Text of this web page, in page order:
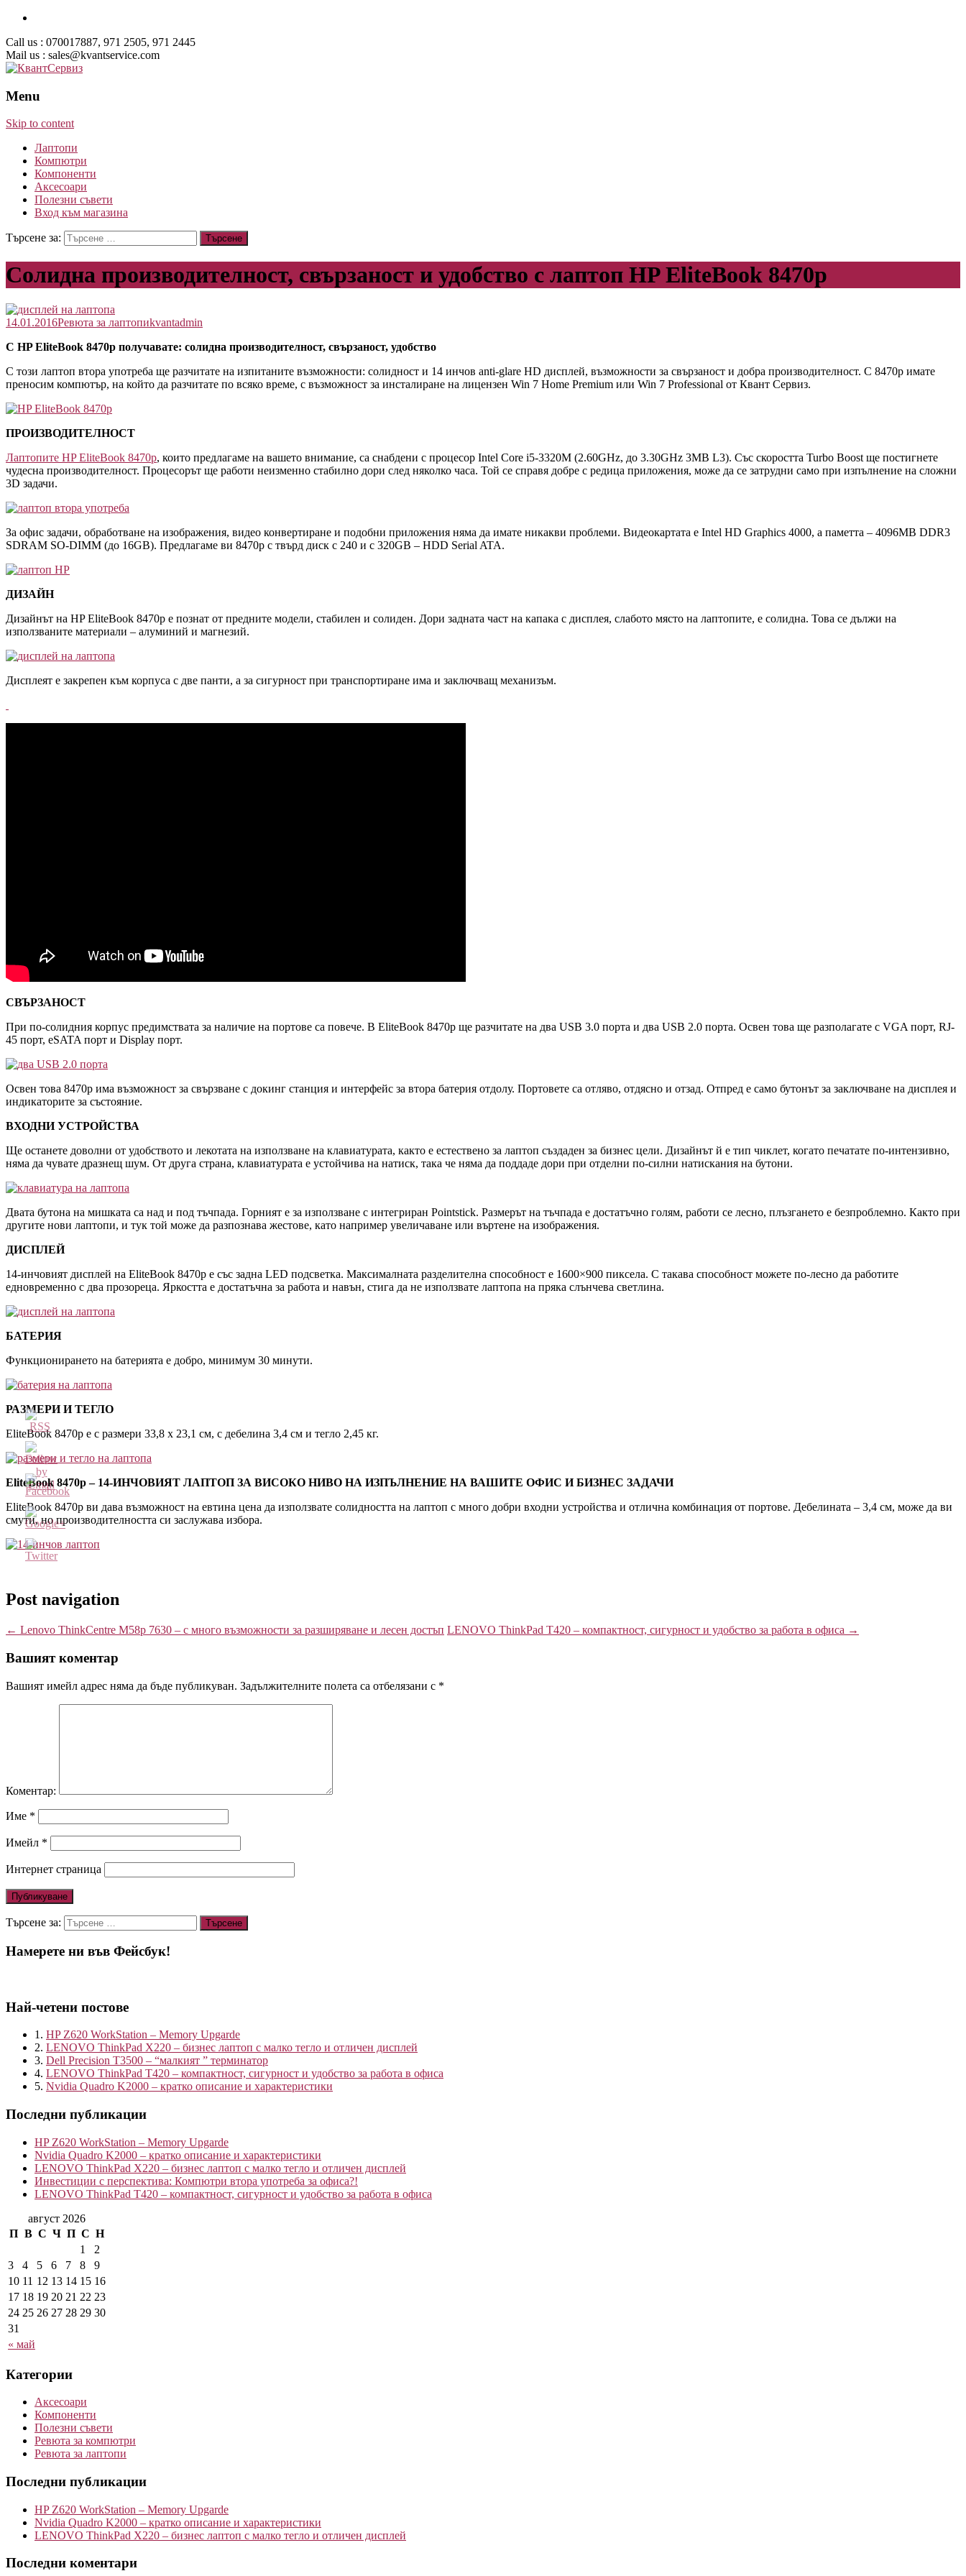
Call us : 070017887, 971 2505, 971 2445
Mail us : sales@kvantservice.com
Menu
Skip to content
Лаптопи
Компютри
Компоненти
Аксесоари
Полезни съвети
Вход към магазина
Търсене за:
Солидна производителност, свързаност и удобство с лаптоп HP EliteBook 8470p
14.01.2016Ревюта за лаптопиkvantadmin
С HP EliteBook 8470p получавате: солидна производителност, свързаност, удобство
С този лаптоп втора употреба ще разчитате на изпитаните възможности: солидност и 14 инчов anti-glare HD дисплей, възможности за свързаност и добра производителност. С 8470р имате
преносим компютър, на който да разчитате по всяко време, с възможност за инсталиране на лицензен Win 7 Home Premium или Win 7 Professional от Квант Сервиз.
ПРОИЗВОДИТЕЛНОСТ
Лаптопите HP EliteBook 8470p, които предлагаме на вашето внимание, са снабдени с процесор Intel Core i5-3320M (2.60GHz, до 3.30GHz 3MB L3). Със скоростта Turbo Boost ще постигнете
чудесна производителност. Процесорът ще работи неизменно стабилно дори след няколко часа. Той се справя добре с редица приложения, може да се затрудни само при изпълнение на сложни
3D задачи.
За офис задачи, обработване на изображения, видео конвертиране и подобни приложения няма да имате никакви проблеми. Видеокартата е Intel HD Graphics 4000, а паметта – 4096MB DDR3
SDRAM SO-DIMM (до 16GB). Предлагаме ви 8470р с твърд диск с 240 и с 320GB – HDD Serial ATA.
ДИЗАЙН
Дизайнът на HP EliteBook 8470p е познат от предните модели, стабилен и солиден. Дори задната част на капака с дисплея, слабото място на лаптопите, е солидна. Това се дължи на
използваните материали – алуминий и магнезий.
Дисплеят е закрепен към корпуса с две панти, а за сигурност при транспортиране има и заключващ механизъм.
СВЪРЗАНОСТ
При по-солидния корпус предимствата за наличие на портове са повече. В EliteBook 8470p ще разчитате на два USB 3.0 порта и два USB 2.0 порта. Освен това ще разполагате с VGA порт, RJ-
45 порт, eSATA порт и Display порт.
Освен това 8470p има възможност за свързване с докинг станция и интерфейс за втора батерия отдолу. Портовете са отляво, отдясно и отзад. Отпред е само бутонът за заключване на дисплея и
индикаторите за състояние.
ВХОДНИ УСТРОЙСТВА
Ще останете доволни от удобството и лекотата на използване на клавиатурата, както е естествено за лаптоп създаден за бизнес цели. Дизайнът й е тип чиклет, когато печатате по-интензивно,
няма да чувате дразнещ шум. От друга страна, клавиатурата е устойчива на натиск, така че няма да поддаде дори при отделни по-силни натискания на бутони.
Двата бутона на мишката са над и под тъчпада. Горният е за използване с интегриран Pointstick. Размерът на тъчпада е достатъчно голям, работи се лесно, плъзгането е безпроблемно. Както при
другите нови лаптопи, и тук той може да разпознава жестове, като например увеличаване или въртене на изображения.
ДИСПЛЕЙ
14-инчовият дисплей на EliteBook 8470p е със задна LED подсветка. Максималната разделителна способност е 1600×900 пиксела. С такава способност можете по-лесно да работите
едновременно с два прозореца. Яркостта е достатъчна за работа и навън, стига да не използвате лаптопа на пряка слънчева светлина.
БАТЕРИЯ
Функционирането на батерията е добро, минимум 30 минути.
РАЗМЕРИ И ТЕГЛО
EliteBook 8470p е с размери 33,8 x 23,1 см, с дебелина 3,4 см и тегло 2,45 кг.
EliteBook 8470р – 14-ИНЧОВИЯТ ЛАПТОП ЗА ВИСОКО НИВО НА ИЗПЪЛНЕНИЕ НА ВАШИТЕ ОФИС И БИЗНЕС ЗАДАЧИ
EliteBook 8470p ви дава възможност на евтина цена да използвате солидността на лаптоп с много добри входни устройства и отлична комбинация от портове. Дебелината – 3,4 см, може да ви
смути, но производителността си заслужава избора.
Post navigation
← Lenovo ThinkCentre M58p 7630 – с много възможности за разширяване и лесен достъп LENOVO ThinkPad T420 – компактност, сигурност и удобство за работа в офиса →
Вашият коментар
Вашият имейл адрес няма да бъде публикуван. Задължителните полета са отбелязани с *
Коментар:
Име *
Имейл *
Интернет страница
Търсене за:
Намерете ни във Фейсбук!
Най-четени постове
1. HP Z620 WorkStation – Memory Upgarde
2. LENOVO ThinkPad X220 – бизнес лаптоп с малко тегло и отличен дисплей
3. Dell Precision T3500 – “малкият ” терминатор
4. LENOVO ThinkPad T420 – компактност, сигурност и удобство за работа в офиса
5. Nvidia Quadro K2000 – кратко описание и характеристики
Последни публикации
HP Z620 WorkStation – Memory Upgarde
Nvidia Quadro K2000 – кратко описание и характеристики
LENOVO ThinkPad X220 – бизнес лаптоп с малко тегло и отличен дисплей
Инвестиции с перспектива: Компютри втора употреба за офиса?!
LENOVO ThinkPad T420 – компактност, сигурност и удобство за работа в офиса
август 2026
П В С Ч П С Н
« май
1
2
3
4 5 6 7 8
9
10 11 12 13 14 15 16
17 18 19 20 21 22 23
24 25 26 27 28 29 30
31
Категории
Аксесоари
Компоненти
Полезни съвети
Ревюта за компютри
Ревюта за лаптопи
Последни публикации
HP Z620 WorkStation – Memory Upgarde
Nvidia Quadro K2000 – кратко описание и характеристики
LENOVO ThinkPad X220 – бизнес лаптоп с малко тегло и отличен дисплей
Последни коментари
http://blog.kvantservice.com/%D1%81%D0%BE%D0%BB%D0%B8%D0%B4%D0%BD%D0%B0-
%D0%BF%D1%80%D0%BE%D0%B8%D0%B7%D0%B2%D0%BE%D0%B4%D0%B8%D1%82%D0%B5%D0%BB%D0%BD%D0%BE%D1%81%D1%82-
%D1%81%D0%B2%D1%8A%D1%80%D0%B7%D0%B0%D0%BD%D0%BE%D1%81